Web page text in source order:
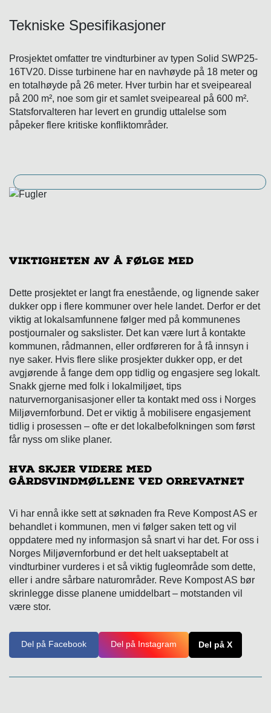
Tekniske Spesifikasjoner
Prosjektet omfatter tre vindturbiner av typen Solid SWP25-
16TV20. Disse turbinene har en navhøyde på 18 meter og
en totalhøyde på 26 meter. Hver turbin har et sveipeareal
på 200 m², noe som gir et samlet sveipeareal på 600 m².
Statsforvalteren har levert en grundig uttalelse som
påpeker flere kritiske konfliktområder.
Viktigheten av å følge med
Dette prosjektet er langt fra enestående, og lignende saker
dukker opp i flere kommuner over hele landet. Derfor er det
viktig at lokalsamfunnene følger med på kommunenes
postjournaler og sakslister. Det kan være lurt å kontakte
kommunen, rådmannen, eller ordføreren for å få innsyn i
nye saker. Hvis flere slike prosjekter dukker opp, er det
avgjørende å fange dem opp tidlig og engasjere seg lokalt.
Snakk gjerne med folk i lokalmiljøet, tips
naturvernorganisasjoner eller ta kontakt med oss i Norges
Miljøvernforbund. Det er viktig å mobilisere engasjement
tidlig i prosessen – ofte er det lokalbefolkningen som først
får nyss om slike planer.
Hva skjer videre med
gårdsvindmøllene ved Orrevatnet
Vi har ennå ikke sett at søknaden fra Reve Kompost AS er
behandlet i kommunen, men vi følger saken tett og vil
oppdatere med ny informasjon så snart vi har det. For oss i
Norges Miljøvernforbund er det helt uakseptabelt at
vindturbiner vurderes i et så viktig fugleområde som dette,
eller i andre sårbare naturområder. Reve Kompost AS bør
skrinlegge disse planene umiddelbart – motstanden vil
være stor.
Del på Facebook Del på Instagram Del på X